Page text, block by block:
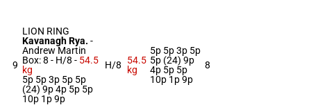
9
LION RING
Kavanagh Rya. -
Andrew Martin
Box: 8 - H/8 - 54.5
kg
5p 5p 3p 5p 5p
(24) 9p 4p 5p 5p
10p 1p 9p
H/8
54.5
kg
5p 5p 3p 5p
5p (24) 9p
4p 5p 5p
10p 1p 9p
8